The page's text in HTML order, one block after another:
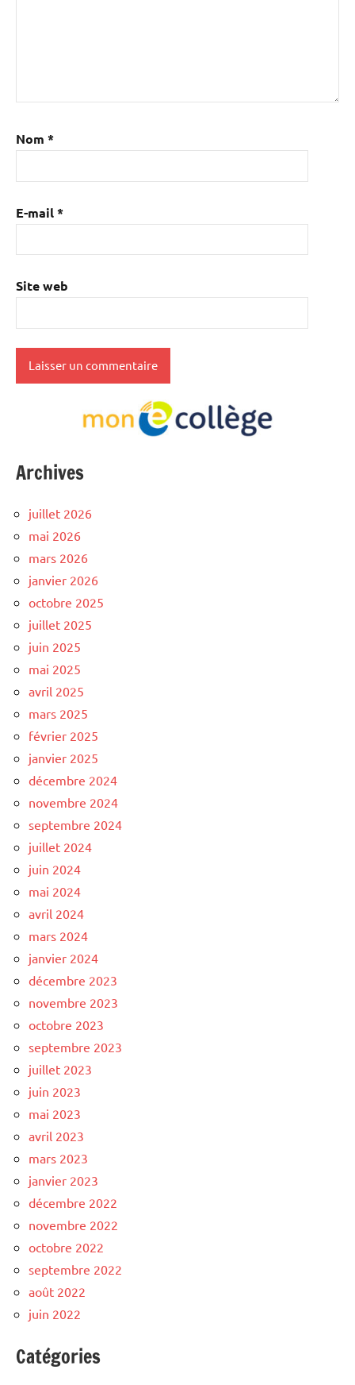
Nom *
E-mail*
Site web
Archives
juillet 2026
mai 2026
mars 2026
janvier 2026
octobre 2025
juillet 2025
juin 2025
mai 2025
avril 2025
mars 2025
février 2025
janvier 2025
décembre 2024
novembre 2024
septembre 2024
juillet 2024
juin 2024
mai 2024
avril 2024
mars 2024
janvier 2024
décembre 2023
novembre 2023
octobre 2023
septembre 2023
juillet 2023
juin 2023
mai 2023
avril 2023
mars 2023
janvier 2023
décembre 2022
novembre 2022
octobre 2022
septembre 2022
août 2022
juin 2022
Catégories